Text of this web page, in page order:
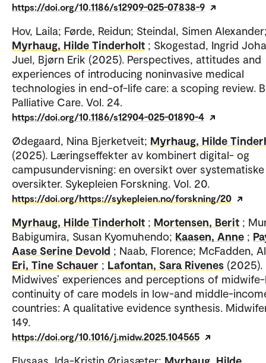
https://doi.org/10.1186/s12909-025-07838-9
Hov, Laila; Førde, Reidun; Steindal, Simen
Myrhaug, Hilde Tinderholt ; Skogestad, Ingrid
Juel, Bjørn Erik (2025). Perspectives, attitudes and
experiences of introducing noninvasive medical
technologies in end-of-life care: a scoping review.
Palliative Care. Vol. 24.
https://doi.org/10.1186/s12904-025-01890-4
Ødegaard, Nina Bjerketveit; Myrhaug, Hilde
(2025). Læringseffekter av kombinert digital- og
campusundervisning: en oversikt over systematiske
oversikter. Sykepleien Forskning. Vol. 20.
https://doi.org/https://sykepleien.no/forskning/20
Myrhaug, Hilde Tinderholt ; Mortensen, Berit ;
Babigumira, Susan Kyomuhendo; Kaasen, Anne ;
Aase Serine Devold ; Naab, Florence; McFadden,
Eri, Tine Schauer ; Lafontan, Sara Rivenes (2025).
Midwives’ experiences and perceptions of
continuity of care models in low-and middle-
countries: A qualitative evidence synthesis.
149.
https://doi.org/10.1016/j.midw.2025.104565